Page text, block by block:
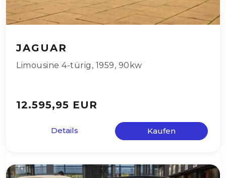
JAGUAR
Limousine 4-türig , 1959, 90kw
12.595,95 EUR
Details Kaufen